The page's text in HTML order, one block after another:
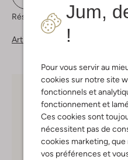
Jum,
!
Pour vous servir au
cookies sur notre site
fonctionnels et
fonctionnement et
Ces cookies sont
nécessitent pas de
cookies marketing,
vos préférences et
Réservez directement dans
Articles similaires
Choisissez vous-même
30 joursde retours
Shopping en ligne en